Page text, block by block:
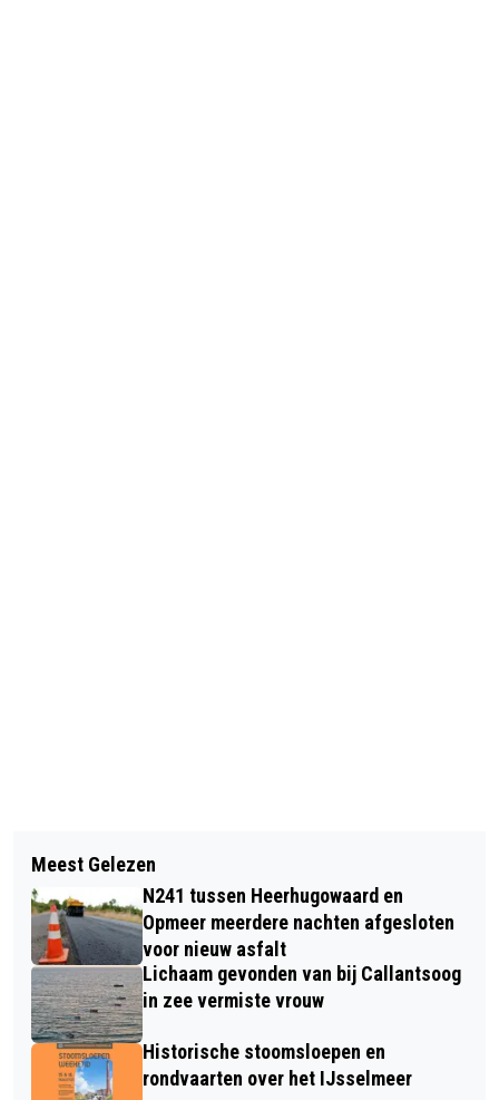
AUTO VLIEGT IN BRAND TIJDENS
RIJDEN OP A9; BRANDT UIT OP
VLUCHTSTROOK
VANAF ZONDAG GELDT DE
WINTERTIJD: WAT BETEKENT DAT
ALS JE GAAT VLIEGEN,
BIJVOORBEELD NAAR TURKIJE?
Meest Gelezen
N241 tussen Heerhugowaard en
Opmeer meerdere nachten afgesloten
voor nieuw asfalt
Lichaam gevonden van bij Callantsoog
in zee vermiste vrouw
Historische stoomsloepen en
rondvaarten over het IJsselmeer